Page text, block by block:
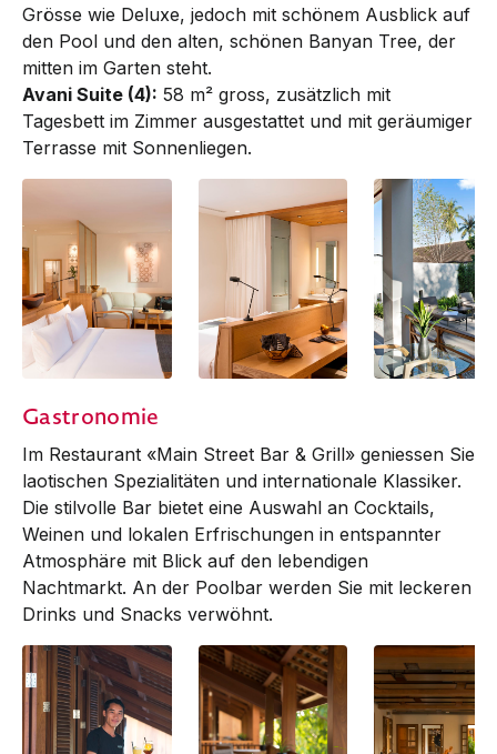
Grös­se wie Deluxe, jedoch mit schönem Ausblick auf
den Pool und den alten, schönen Banyan Tree, der
mitten im Garten steht.
Avani Suite (4): 58 m² gross, zusätzlich mit
Tagesbett im Zimmer ausgestattet und mit geräumiger
Terrasse mit Sonnenliegen.
Gastronomie
Im Restaurant «Main Street Bar & Grill» geniessen Sie
laotischen Spezialitäten und internationale Klassiker.
Die stilvolle Bar bietet eine Auswahl an Cocktails,
Weinen und lokalen Erfrischungen in entspannter
Atmosphäre mit Blick auf den lebendigen
Nachtmarkt. An der Poolbar werden Sie mit leckeren
Drinks und Snacks verwöhnt.